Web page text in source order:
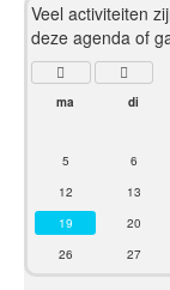
Veel activiteiten
deze agenda of
ma di
5
6
12
13
19
20
26
27